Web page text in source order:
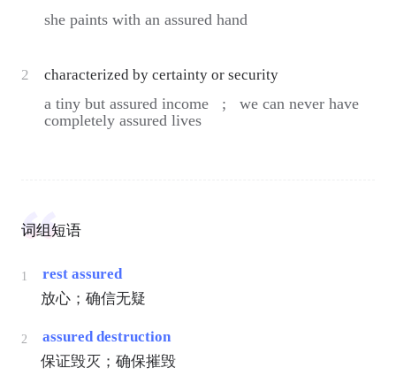
she paints with an assured hand
2 characterized by certainty or security
a tiny but assured income ;
we can never have
completely assured lives
词组短语
1
rest assured
放心；确信无疑
2
assured destruction
保证毁灭；确保摧毁